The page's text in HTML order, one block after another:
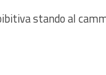
stando al